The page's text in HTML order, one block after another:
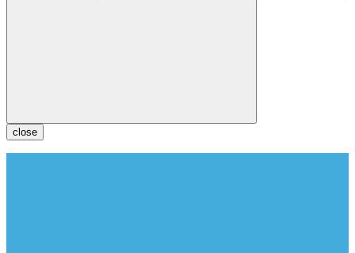
close